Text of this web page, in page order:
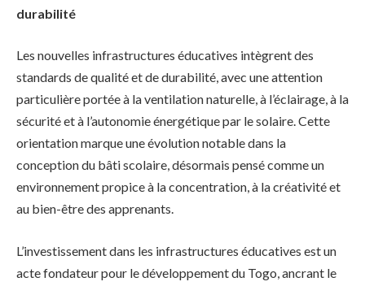
durabilité
Les nouvelles infrastructures éducatives intègrent des
standards de qualité et de durabilité, avec une attention
particulière portée à la ventilation naturelle, à l’éclairage, à la
sécurité et à l’autonomie énergétique par le solaire. Cette
orientation marque une évolution notable dans la
conception du bâti scolaire, désormais pensé comme un
environnement propice à la concentration, à la créativité et
au bien-être des apprenants.
L’investissement dans les infrastructures éducatives est un
acte fondateur pour le développement du Togo, ancrant le